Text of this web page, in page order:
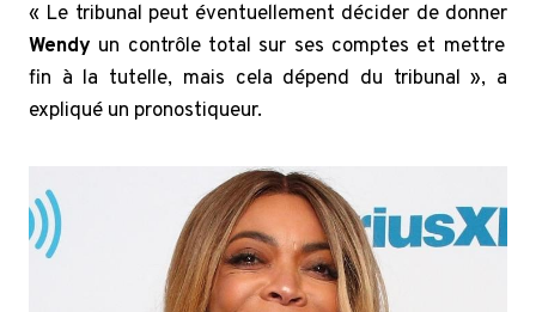
« Le tribunal peut éventuellement décider de donner
Wendy un contrôle total sur ses comptes et mettre
fin à la tutelle, mais cela dépend du tribunal », a
expliqué un pronostiqueur.